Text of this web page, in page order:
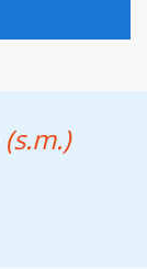
(s.m.)